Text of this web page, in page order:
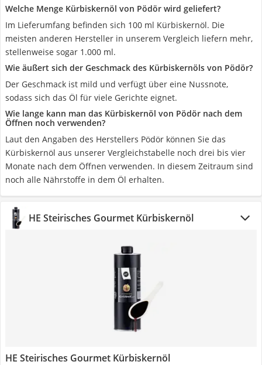
Welche Menge Kürbiskernöl von Pödör wird geliefert?
Im Lieferumfang befinden sich 100 ml Kürbiskernöl. Die
meisten anderen Hersteller in unserem Vergleich liefern mehr,
stellenweise sogar 1.000 ml.
Wie äußert sich der Geschmack des Kürbiskernöls von Pödör?
Der Geschmack ist mild und verfügt über eine Nussnote,
sodass sich das Öl für viele Gerichte eignet.
Wie lange kann man das Kürbiskernöl von Pödör nach dem
Öffnen noch verwenden?
Laut den Angaben des Herstellers Pödör können Sie das
Kürbiskernöl aus unserer Vergleichstabelle noch drei bis vier
Monate nach dem Öffnen verwenden. In diesem Zeitraum sind
noch alle Nährstoffe in dem Öl erhalten.
HE Steirisches Gourmet Kürbiskernöl
HE Steirisches Gourmet Kürbiskernöl